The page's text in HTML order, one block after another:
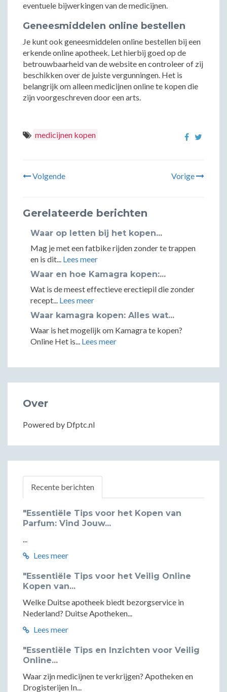
eventuele bijwerkingen van de medicijnen.
Geneesmiddelen online bestellen
Je kunt ook geneesmiddelen online bestellen bij een
erkende online apotheek. Let hierbij goed op de
betrouwbaarheid van de website en controleer of zij
beschikken over de juiste vergunningen. Het is
belangrijk om alleen medicijnen online te kopen die
zijn voorgeschreven door een arts.
medicijnen kopen
Volgende Vorige
Gerelateerde berichten
Waar op letten bij het kopen...
Mag je met een fatbike rijden zonder te trappen
en is dit... Lees meer
Waar en hoe Kamagra kopen:...
Wat is de meest effectieve erectiepil die zonder
recept... Lees meer
Waar kamagra kopen: Alles wat...
Waar is het mogelijk om Kamagra te kopen?
Online Het is... Lees meer
Over
Powered by Dfptc.nl
Recente berichten
"Essentiële Tips voor het Kopen van
Parfum: Vind Jouw...
...
Lees meer
"Essentiële Tips voor het Veilig Online
Kopen van...
Welke Duitse apotheek biedt bezorgservice in
Nederland? Duitse Apotheken...
Lees meer
"Essentiële Tips en Inzichten voor Veilig
Online...
Waar zijn medicijnen te verkrijgen? Apotheken en
Drogisterijen In...